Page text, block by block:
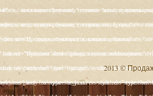
2013 ©